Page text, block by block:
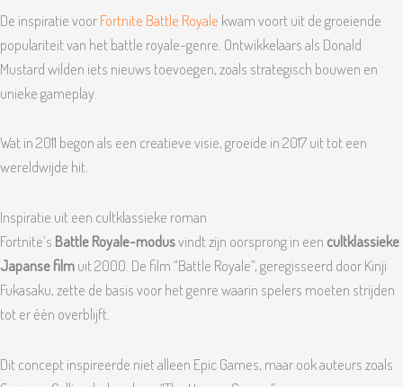
De inspiratie voorFortnite Battle Royale kwam voort uit de groeiende
populariteit van het battle royale-genre. Ontwikkelaars als Donald
Mustard wilden iets nieuws toevoegen, zoals strategisch bouwen en
unieke gameplay.
Wat in 2011 begon als een creatieve visie, groeide in 2017 uit tot een
wereldwijde hit.
Inspiratie uit een cultklassieke roman
Fortnite’s Battle Royale-modusvindt zijn oorsprong in een cultklassieke
Japanse filmuit 2000. De film “Battle Royale”, geregisseerd door Kinji
Fukasaku, zette de basis voor het genre waarin spelers moeten strijden
tot er één overblijft.
Dit concept inspireerde niet alleen Epic Games, maar ook auteurs zoals